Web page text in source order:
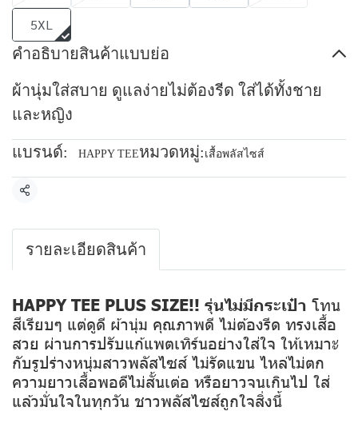
5XL
คำอธิบายสินค้าแบบย่อ
ผ้านุ่มใส่สบาย ดูแลง่ายไม่ต้องรีด ใส่ได้ทั้งชาย
และหญิง
แบรนด์: HAPPY TEEหมวดหมู่: เสื้อพลัสไซส์
แชร์
รายละเอียดสินค้า
HAPPY TEE PLUS SIZE!! รุ่นไม่มีกระเป๋า โทน
สีเรียบๆ แต่ดูดี ผ้านุ่ม คุณภาพดี ไม่ต้องรีด ทรงเสื้อ
สวย ผ่านการปรับแก้แพตเทิร์นอย่างใส่ใจ ให้เหมาะ
กับรูปร่างหนุ่มสาวพลัสไซส์ ไม่รัดแขน ไหล่ไม่ตก
ความยาวเสื้อพอดีไม่สั้นเต่อ หรือยาวจนเกินไป ใส่
แล้วมั่นใจในทุกวัน ชาวพลัสไซส์ถูกใจสิ่งนี้